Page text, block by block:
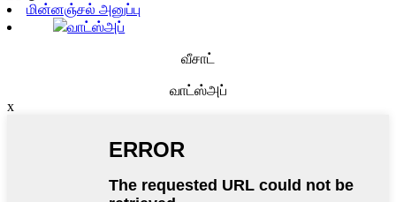
மின்னஞ்சல் அனுப்பு
வாட்ஸ்அப்
வீசாட்
வாட்ஸ்அப்
x